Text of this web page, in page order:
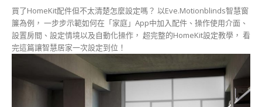
買了HomeKit配件但不太清楚怎麼設定嗎？ 以Eve.Motionblinds智慧窗
簾為例， 一步步示範如何在「家庭」App中加入配件、操作使用介面、
設置房間、設定情境以及自動化操作， 超完整的HomeKit設定教學， 看
完這篇讓智慧居家一次設定到位！